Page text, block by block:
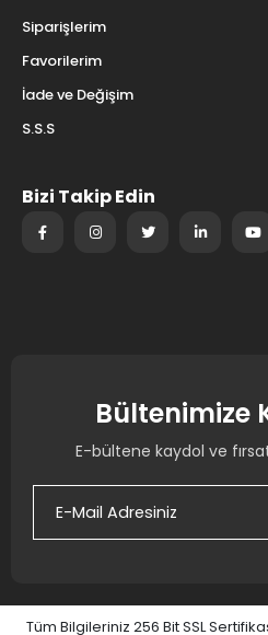
Siparişlerim
Favorilerim
İade ve Değişim
S.S.S
Bizi Takip Edin
Bültenimize
E-bültene kaydol ve
Tüm Bilgileriniz 256 Bit SSL